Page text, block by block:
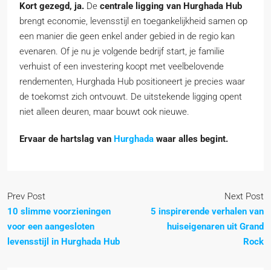
Kort gezegd, ja. De centrale ligging van Hurghada Hub
brengt economie, levensstijl en toegankelijkheid samen op
een manier die geen enkel ander gebied in de regio kan
evenaren. Of je nu je volgende bedrijf start, je familie
verhuist of een investering koopt met veelbelovende
rendementen, Hurghada Hub positioneert je precies waar
de toekomst zich ontvouwt. De uitstekende ligging opent
niet alleen deuren, maar bouwt ook nieuwe.
Ervaar de hartslag van Hurghada waar alles begint.
Prev Post
10 slimme voorzieningen
voor een aangesloten
levensstijl in Hurghada Hub
Next Post
5 inspirerende verhalen van
huiseigenaren uit Grand
Rock